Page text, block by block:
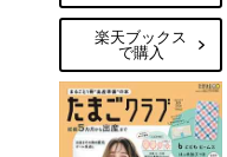
楽天ブックス
で購入